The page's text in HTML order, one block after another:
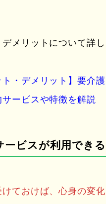
メリットについて詳し
ト・デメリット】要介護
ービスや特徴を解説
ービスが利用できる
ておけば、心身の変化